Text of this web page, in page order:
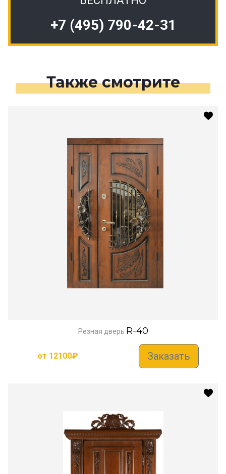
+7 (495) 790-42-31
Также смотрите
Резная дверь R-40
от 12100₽ Заказать